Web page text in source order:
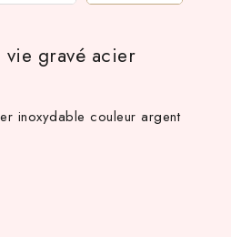
France métropolitaine ! À
gravé acier
inoxydable couleur argent